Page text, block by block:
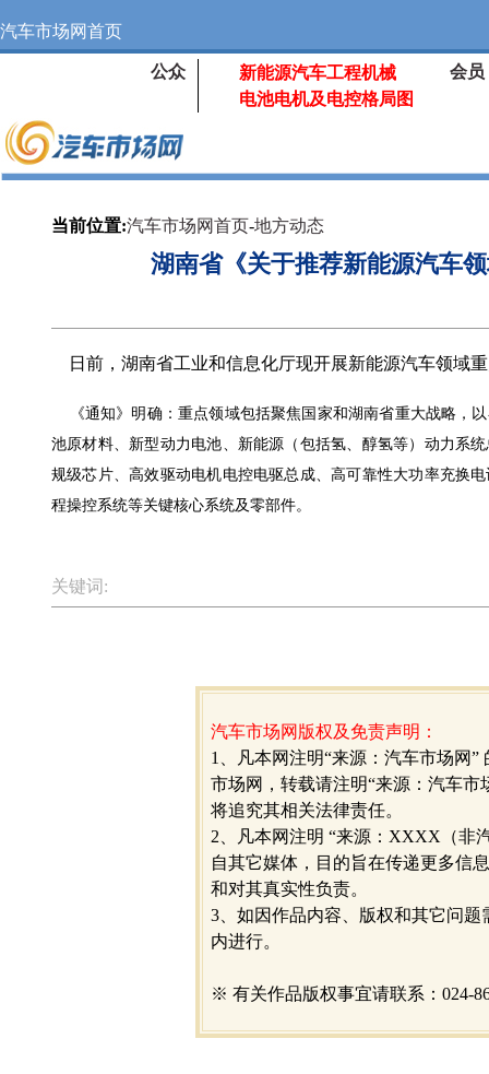
汽车市场网首页
公众 新能源汽车工程机械
会员
电池电机及电控格局图
当前位置:汽车市场网首页-地方动态
湖南省《关于推荐新能源汽车
日前，湖南省工业和信息化厅现开展新能源汽车领域
《通知》明确：重点领域包括聚焦国家和湖南省重大战略，
池原材料、新型动力电池、新能源（包括氢、醇氢等）动力系
规级芯片、高效驱动电机电控电驱总成、高可靠性大功率充换
程操控系统等关键核心系统及零部件。
关键词:
汽车市场网版权及免责声明：
1、凡本网注明“来源：汽车市场网
市场网，转载请注明“来源：汽车市
将追究其相关法律责任。
2、凡本网注明 “来源：XXXX（非
自其它媒体，目的旨在传递更多信
和对其真实性负责。
3、如因作品内容、版权和其它问
内进行。
※ 有关作品版权事宜请联系：024-